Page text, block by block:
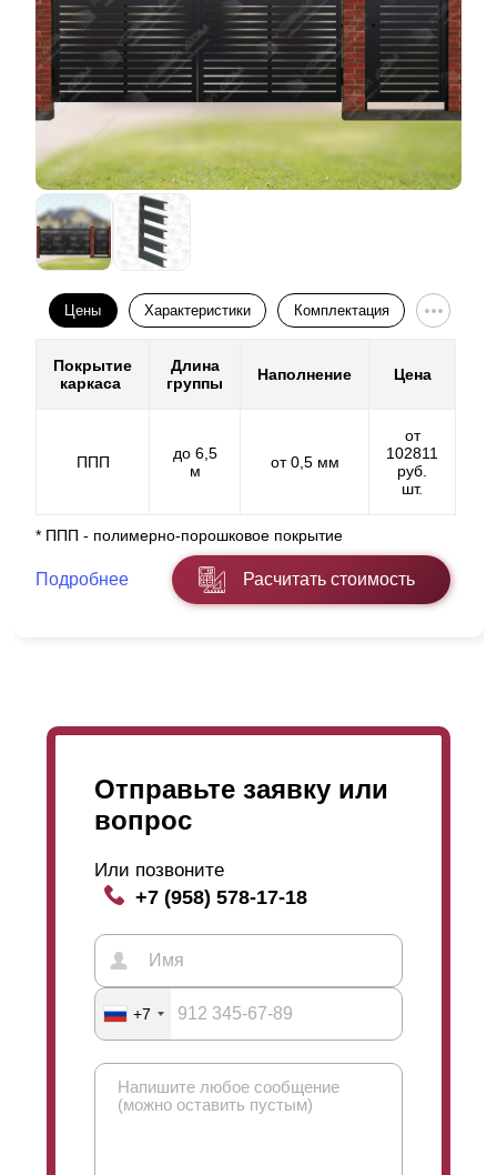
Цены Характеристики Комплектация
Покрытие
каркаса
Длина
группы
Наполнение Цена
ППП
до 6,5
м
от 0,5 мм
от
102811
руб.
шт.
* ППП - полимерно-порошковое покрытие
Подробнее Расчитать стоимость
Отправьте заявку или
вопрос
Или позвоните
+7 (958) 578-17-18
+7